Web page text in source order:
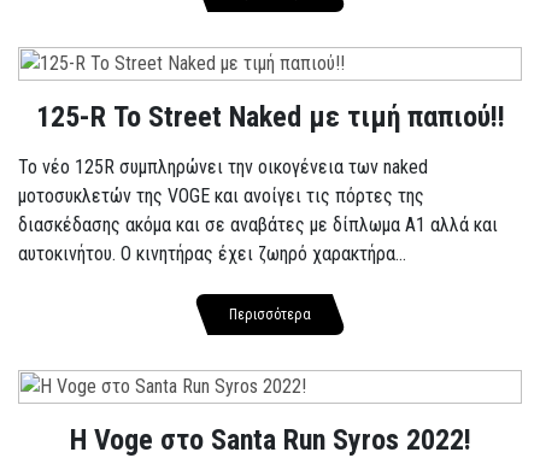
125-R Το Street Naked με τιμή παπιού!!
Το νέο 125R συμπληρώνει την οικογένεια των naked
μοτοσυκλετών της VOGE και ανοίγει τις πόρτες της
διασκέδασης ακόμα και σε αναβάτες με δίπλωμα A1 αλλά και
αυτοκινήτου. Ο κινητήρας έχει ζωηρό χαρακτήρα...
Περισσότερα
Η Voge στο Santa Run Syros 2022!